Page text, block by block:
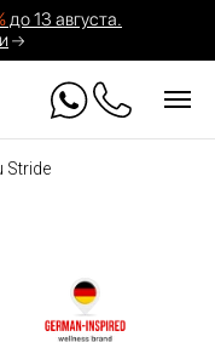
до 13 августа.
Stride